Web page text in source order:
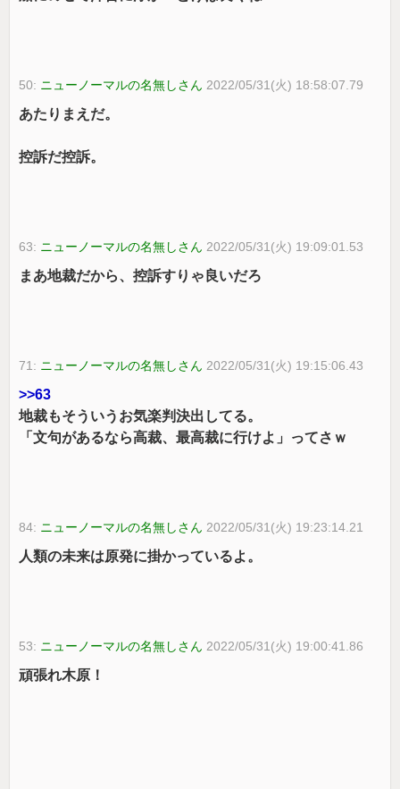
50: ニューノーマルの名無しさん 2022/05/31(火) 18:58:07.79
あたりまえだ。
控訴だ控訴。
63: ニューノーマルの名無しさん 2022/05/31(火) 19:09:01.53
まあ地裁だから、控訴すりゃ良いだろ
71: ニューノーマルの名無しさん 2022/05/31(火) 19:15:06.43
>>63
地裁もそういうお気楽判決出してる。
「文句があるなら高裁、最高裁に行けよ」ってさｗ
84: ニューノーマルの名無しさん 2022/05/31(火) 19:23:14.21
人類の未来は原発に掛かっているよ。
53: ニューノーマルの名無しさん 2022/05/31(火) 19:00:41.86
頑張れ木原！